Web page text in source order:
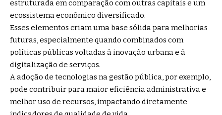
estruturada em comparação com outras capitais e um
ecossistema econômico diversificado.
Esses elementos criam uma base sólida para melhorias
futuras, especialmente quando combinados com
políticas públicas voltadas à inovação urbana e à
digitalização de serviços.
A adoção de tecnologias na gestão pública, por exemplo,
pode contribuir para maior eficiência administrativa e
melhor uso de recursos, impactando diretamente